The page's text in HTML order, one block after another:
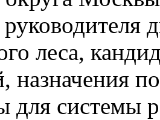
леса,
назначения
для системы